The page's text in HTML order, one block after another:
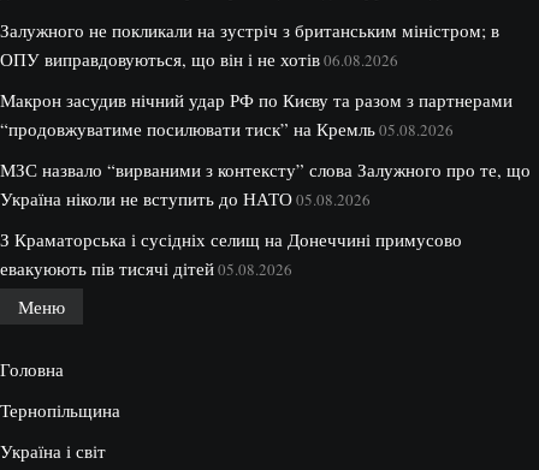
Залужного не покликали на зустріч з британським міністром; в
ОПУ виправдовуються, що він і не хотів06.08.2026
Макрон засудив нічний удар РФ по Києву та разом з партнерами
“продовжуватиме посилювати тиск” на Кремль05.08.2026
МЗС назвало “вирваними з контексту” слова Залужного про те, що
Україна ніколи не вступить до НАТО05.08.2026
З Краматорська і сусідніх селищ на Донеччині примусово
евакуюють пів тисячі дітей05.08.2026
Меню
Головна
Тернопільщина
Україна і світ